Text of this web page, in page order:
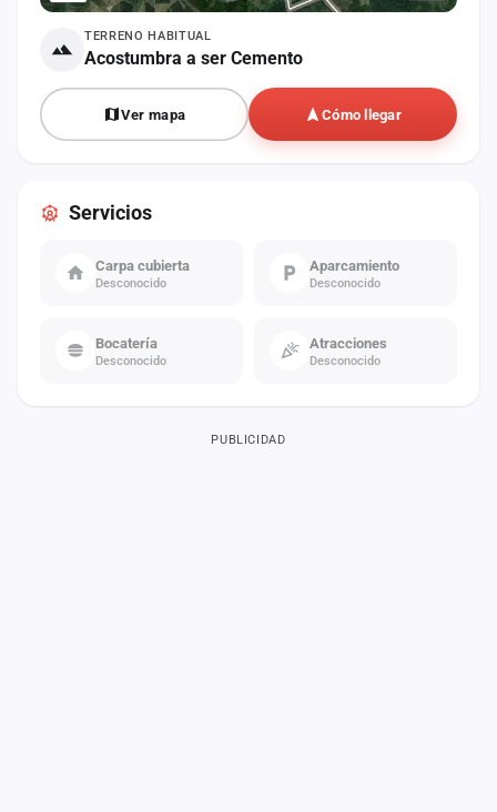
TERRENO HABITUAL
Acostumbra a ser Cemento
Ver mapa Cómo llegar
Servicios
Carpa cubierta
Desconocido
Aparcamiento
Desconocido
Bocatería
Desconocido
Atracciones
Desconocido
PUBLICIDAD